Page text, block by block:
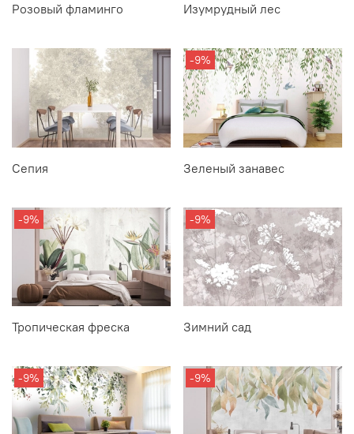
Розовый фламинго Изумрудный лес
Сепия
-9%
Зеленый занавес
-9%
Тропическая фреска
-9%
Зимний сад
-9% -9%